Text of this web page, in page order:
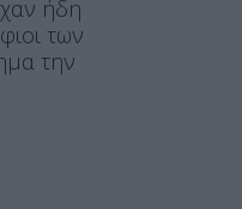
ήδη
των
την